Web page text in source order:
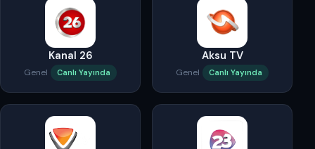
Kanal 26
Genel Canlı Yayında
Aksu TV
Genel Canlı Yayında